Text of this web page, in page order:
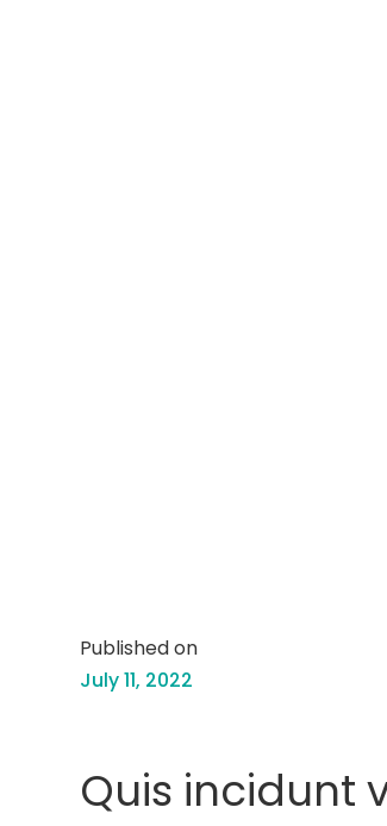
Published on
July 11, 2022
Quis incidunt